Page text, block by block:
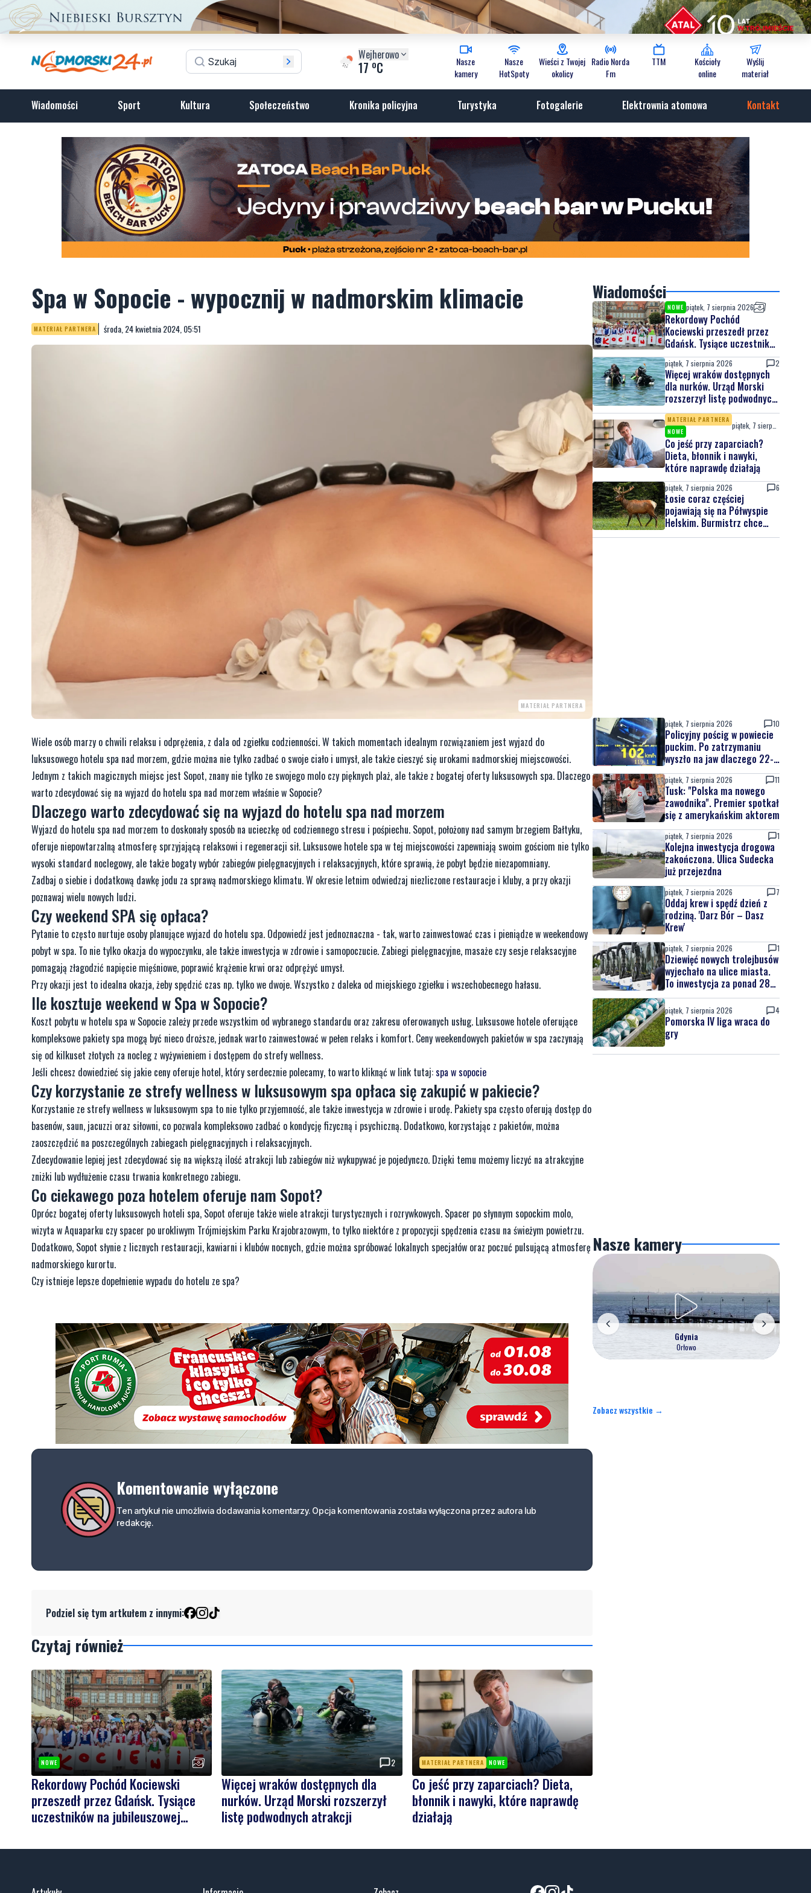
Wejherowo
17 oC
Nasze
kamery
Nasze
HotSpoty
Wieści z Twojej
okolicy
Radio Norda
Fm
TTM
Kościoły
online
Wyślij
materiał
Wiadomości Sport Kultura Społeczeństwo Kronika policyjna Turystyka Fotogalerie Elektrownia atomowa Kontakt
Spa w Sopocie - wypocznij w nadmorskim klimacie
MATERIAŁ PARTNERA środa, 24 kwietnia 2024, 05:51
MATERIAŁ PARTNERA
Wiele osób marzy o chwili relaksu i odprężenia, z dala od zgiełku codzienności. W takich momentach idealnym rozwiązaniem jest wyjazd do
luksusowego hotelu spa nad morzem, gdzie można nie tylko zadbać o swoje ciało i umysł, ale także cieszyć się urokami nadmorskiej miejscowości.
Jednym z takich magicznych miejsc jest Sopot, znany nie tylko ze swojego molo czy pięknych plaż, ale także z bogatej oferty luksusowych spa. Dlaczego
warto zdecydować się na wyjazd do hotelu spa nad morzem właśnie w Sopocie?
Dlaczego warto zdecydować się na wyjazd do hotelu spa nad morzem
Wyjazd do hotelu spa nad morzem to doskonały sposób na ucieczkę od codziennego stresu i pośpiechu. Sopot, położony nad samym brzegiem Bałtyku,
oferuje niepowtarzalną atmosferę sprzyjającą relaksowi i regeneracji sił. Luksusowe hotele spa w tej miejscowości zapewniają swoim gościom nie tylko
wysoki standard noclegowy, ale także bogaty wybór zabiegów pielęgnacyjnych i relaksacyjnych, które sprawią, że pobyt będzie niezapomniany.
Zadbaj o siebie i dodatkową dawkę jodu za sprawą nadmorskiego klimatu. W okresie letnim odwiedzaj niezliczone restauracje i kluby, a przy okazji
poznawaj wielu nowych ludzi.
Czy weekend SPA się opłaca?
Pytanie to często nurtuje osoby planujące wyjazd do hotelu spa. Odpowiedź jest jednoznaczna - tak, warto zainwestować czas i pieniądze w weekendowy
pobyt w spa. To nie tylko okazja do wypoczynku, ale także inwestycja w zdrowie i samopoczucie. Zabiegi pielęgnacyjne, masaże czy sesje relaksacyjne
pomagają złagodzić napięcie mięśniowe, poprawić krążenie krwi oraz odprężyć umysł.
Przy okazji jest to idealna okazja, żeby spędzić czas np. tylko we dwoje. Wszystko z daleka od miejskiego zgiełku i wszechobecnego hałasu.
Ile kosztuje weekend w Spa w Sopocie?
Koszt pobytu w hotelu spa w Sopocie zależy przede wszystkim od wybranego standardu oraz zakresu oferowanych usług. Luksusowe hotele oferujące
kompleksowe pakiety spa mogą być nieco droższe, jednak warto zainwestować w pełen relaks i komfort. Ceny weekendowych pakietów w spa zaczynają
się od kilkuset złotych za nocleg z wyżywieniem i dostępem do strefy wellness.
Jeśli chcesz dowiedzieć się jakie ceny oferuje hotel, który serdecznie polecamy, to warto kliknąć w link tutaj:spa w sopocie
Czy korzystanie ze strefy wellness w luksusowym spa opłaca się zakupić w pakiecie?
Korzystanie ze strefy wellness w luksusowym spa to nie tylko przyjemność, ale także inwestycja w zdrowie i urodę. Pakiety spa często oferują dostęp do
basenów, saun, jacuzzi oraz siłowni, co pozwala kompleksowo zadbać o kondycję fizyczną i psychiczną. Dodatkowo, korzystając z pakietów, można
zaoszczędzić na poszczególnych zabiegach pielęgnacyjnych i relaksacyjnych.
Zdecydowanie lepiej jest zdecydować się na większą ilość atrakcji lub zabiegów niż wykupywać je pojedynczo. Dzięki temu możemy liczyć na atrakcyjne
zniżki lub wydłużenie czasu trwania konkretnego zabiegu.
Co ciekawego poza hotelem oferuje nam Sopot?
Oprócz bogatej oferty luksusowych hoteli spa, Sopot oferuje także wiele atrakcji turystycznych i rozrywkowych. Spacer po słynnym sopockim molo,
wizyta w Aquaparku czy spacer po urokliwym Trójmiejskim Parku Krajobrazowym, to tylko niektóre z propozycji spędzenia czasu na świeżym powietrzu.
Dodatkowo, Sopot słynie z licznych restauracji, kawiarni i klubów nocnych, gdzie można spróbować lokalnych specjałów oraz poczuć pulsującą atmosferę
nadmorskiego kurortu.
Czy istnieje lepsze dopełnienie wypadu do hotelu ze spa?
Komentowanie wyłączone
Ten artykuł nie umożliwia dodawania komentarzy. Opcja komentowania została wyłączona przez autora lub
redakcję.
Podziel się tym artkułem z innymi:
Czytaj również
NOWE
Rekordowy Pochód Kociewski
przeszedł przez Gdańsk. Tysiące
uczestników na jubileuszowej
2
Więcej wraków dostępnych dla
nurków. Urząd Morski rozszerzył
listę podwodnych atrakcji
MATERIAŁ PARTNERA NOWE
Co jeść przy zaparciach? Dieta,
błonnik i nawyki, które naprawdę
działają
Wiadomości
NOWE piątek, 7 sierpnia 2026
Rekordowy Pochód
Kociewski przeszedł przez
Gdańsk. Tysiące uczestników
na jubileuszowej edycji
piątek, 7 sierpnia 2026 2
Więcej wraków dostępnych
dla nurków. Urząd Morski
rozszerzył listę podwodnych
atrakcji
MATERIAŁ PARTNERA
NOWE
Co jeść przy zaparciach?
Dieta, błonnik i nawyki,
które naprawdę działają
piątek, 7 sierpnia 2026 6
Łosie coraz częściej
pojawiają się na Półwyspie
Helskim. Burmistrz chce
nowych znaków drogowych
piątek, 7 sierpnia 2026 10
Policyjny pościg w powiecie
puckim. Po zatrzymaniu
wyszło na jaw dlaczego 22-
latek uciekał
piątek, 7 sierpnia 2026 11
Tusk: "Polska ma nowego
zawodnika". Premier spotkał
się z amerykańskim aktorem
piątek, 7 sierpnia 2026 1
Kolejna inwestycja drogowa
zakończona. Ulica Sudecka
już przejezdna
piątek, 7 sierpnia 2026 7
Oddaj krew i spędź dzień z
rodziną. 'Darz Bór – Dasz
Krew'
piątek, 7 sierpnia 2026 1
Dziewięć nowych trolejbusów
wyjechało na ulice miasta.
To inwestycja za ponad 28
mln zł
piątek, 7 sierpnia 2026 4
Pomorska IV liga wraca do
gry
Nasze kamery
Gdynia
Orłowo
Zobacz wszystkie →